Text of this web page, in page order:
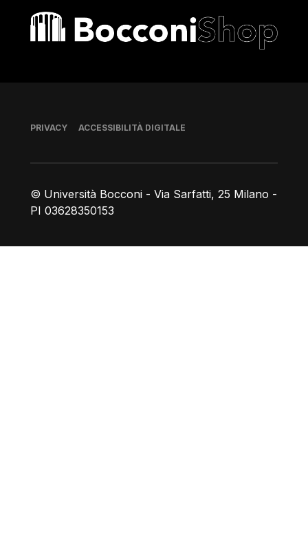
Bocconi shop
© Università Bocconi - Via Sarfatti, 25 Milano -
PI 03628350153
Piè di pagina
PRIVACY ACCESSIBILITÀ DIGITALE